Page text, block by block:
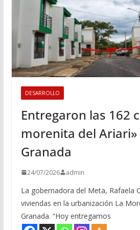
DESARROLLO
Entregaron las 162
morenita del Ariari»
Granada
24/07/2026 admin
La gobernadora del Meta, Rafaela
viviendas en la urbanización La
Granada. “Hoy entregamos